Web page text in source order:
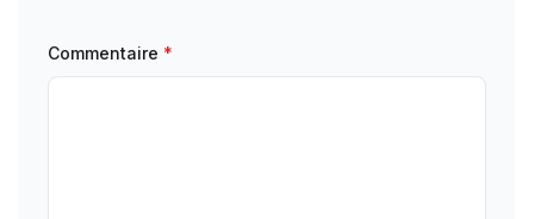
Commentaire *